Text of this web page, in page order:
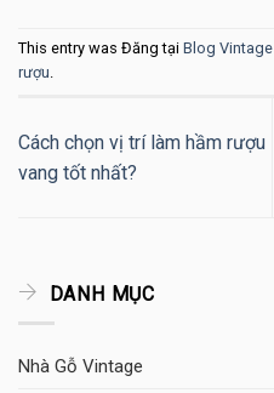
This entry was Đăng tại Blog Vintage
rượu.
Cách chọn vị trí làm hầm rượu
vang tốt nhất?
DANH MỤC
Nhà Gỗ Vintage